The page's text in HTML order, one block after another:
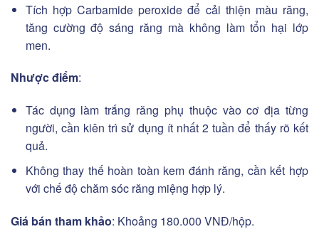
Tích hợp Carbamide peroxide để cải thiện màu răng,
tăng cường độ sáng răng mà không làm tổn hại lớp
men.
Nhược điểm:
Tác dụng làm trắng răng phụ thuộc vào cơ địa từng
người, cần kiên trì sử dụng ít nhất 2 tuần để thấy rõ kết
quả.
Không thay thế hoàn toàn kem đánh răng, cần kết hợp
với chế độ chăm sóc răng miệng hợp lý.
Giá bán tham khảo: Khoảng 180.000 VNĐ/hộp.